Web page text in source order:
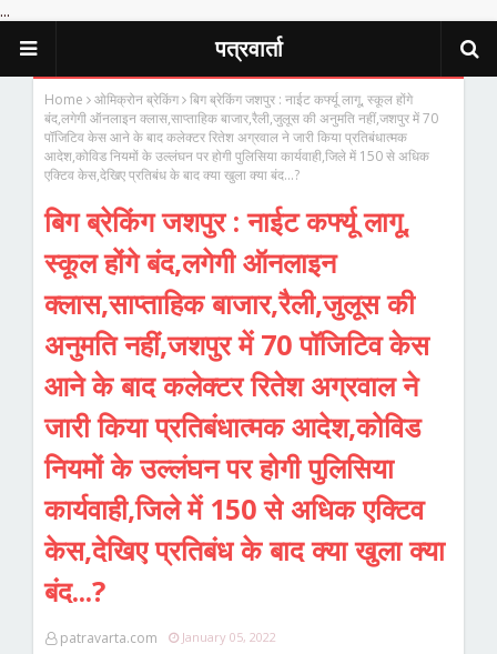
...
पत्रवार्ता
Home ओमिक्रोन ब्रेकिंग बिग ब्रेकिंग जशपुर : नाईट कर्फ्यू लागू, स्कूल होंगे
बंद,लगेगी ऑनलाइन क्लास,साप्ताहिक बाजार,रैली,जुलूस की अनुमति नहीं,जशपुर में 70
पॉजिटिव केस आने के बाद कलेक्टर रितेश अग्रवाल ने जारी किया प्रतिबंधात्मक
आदेश,कोविड नियमों के उल्लंघन पर होगी पुलिसिया कार्यवाही,जिले में 150 से अधिक
एक्टिव केस,देखिए प्रतिबंध के बाद क्या खुला क्या बंद...?
बिग ब्रेकिंग जशपुर : नाईट कर्फ्यू लागू,
स्कूल होंगे बंद,लगेगी ऑनलाइन
क्लास,साप्ताहिक बाजार,रैली,जुलूस की
अनुमति नहीं,जशपुर में 70 पॉजिटिव केस
आने के बाद कलेक्टर रितेश अग्रवाल ने
जारी किया प्रतिबंधात्मक आदेश,कोविड
नियमों के उल्लंघन पर होगी पुलिसिया
कार्यवाही,जिले में 150 से अधिक एक्टिव
केस,देखिए प्रतिबंध के बाद क्या खुला क्या
बंद...?
patravarta.com January 05, 2022